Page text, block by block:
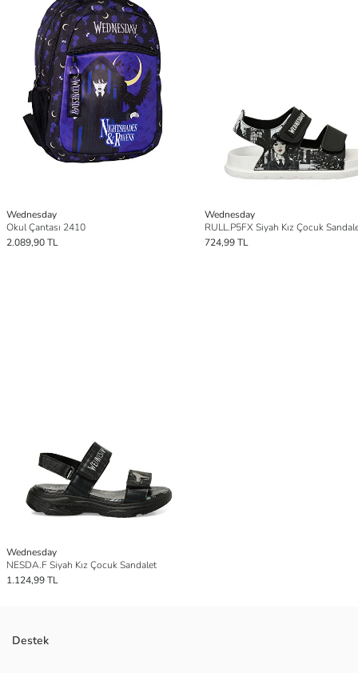
Wednesday
Okul Çantası 2410
2.089,90 TL
Wednesday
RULL.P5FX Siyah Kız Çocuk
724,99 TL
Wednesday
NESDA.F Siyah Kız Çocuk Sandalet
1.124,99 TL
Destek